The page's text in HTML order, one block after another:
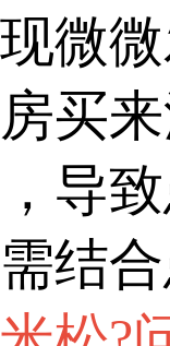
微
买
导
结